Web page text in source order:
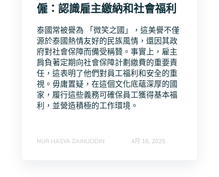
僱：認識雇主繳納和社會福利
泰國常被譽為 「微笑之國」，這美譽不僅
源於泰國熱情友好的民族風情，還因其政
府對社會保障而備受稱贊。事實上，雇主
肩負著定期向社會保障計劃繳費的重要責
任，這表明了他們對員工福利和安全的重
視。毋庸置疑，在這個文化底蘊深厚的國
家，履行這些義務可確保員工獲得基本福
利，並營造積極的工作環境。
NUR HASYA ZAINUDDIN 4月 16, 2025